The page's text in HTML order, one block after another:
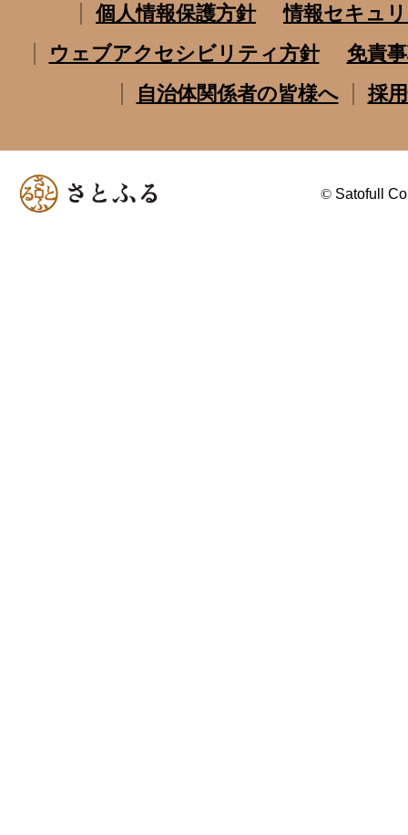
個人情報保護方針
情報セキュ
ウェブアクセシビリティ方針
免責
自治体関係者の皆様へ
採
© Satofull